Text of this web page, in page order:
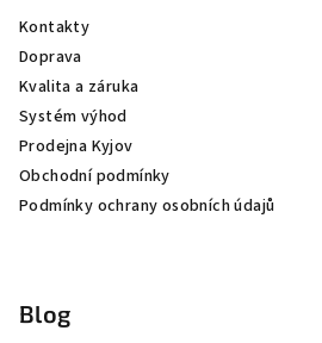
Kontakty
Doprava
Kvalita a záruka
Systém výhod
Prodejna Kyjov
Obchodní podmínky
Podmínky ochrany osobních údajů
Blog